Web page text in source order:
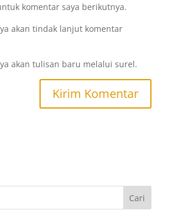
komentar saya berikutnya.
akan tindak lanjut komentar
akan tulisan baru melalui surel.